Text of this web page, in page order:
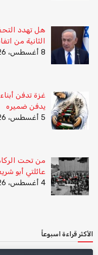
هل تهدد
الثانية من
8 أغسطس، 2026
غزة تدفن
يدفن ضميره
5 أغسطس، 2026
من تحت
عائلتي أبو
4 أغسطس، 2026
الأكثر قراءة اسبوعاً